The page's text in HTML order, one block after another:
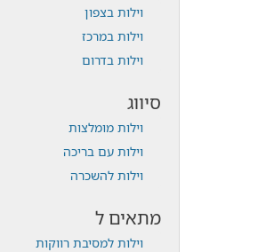
וילות בצפון
וילות במרכז
וילות בדרום
סיווג
וילות מומלצות
וילות עם בריכה
וילות להשכרה
מתאים ל
וילות למסיבת רווקות